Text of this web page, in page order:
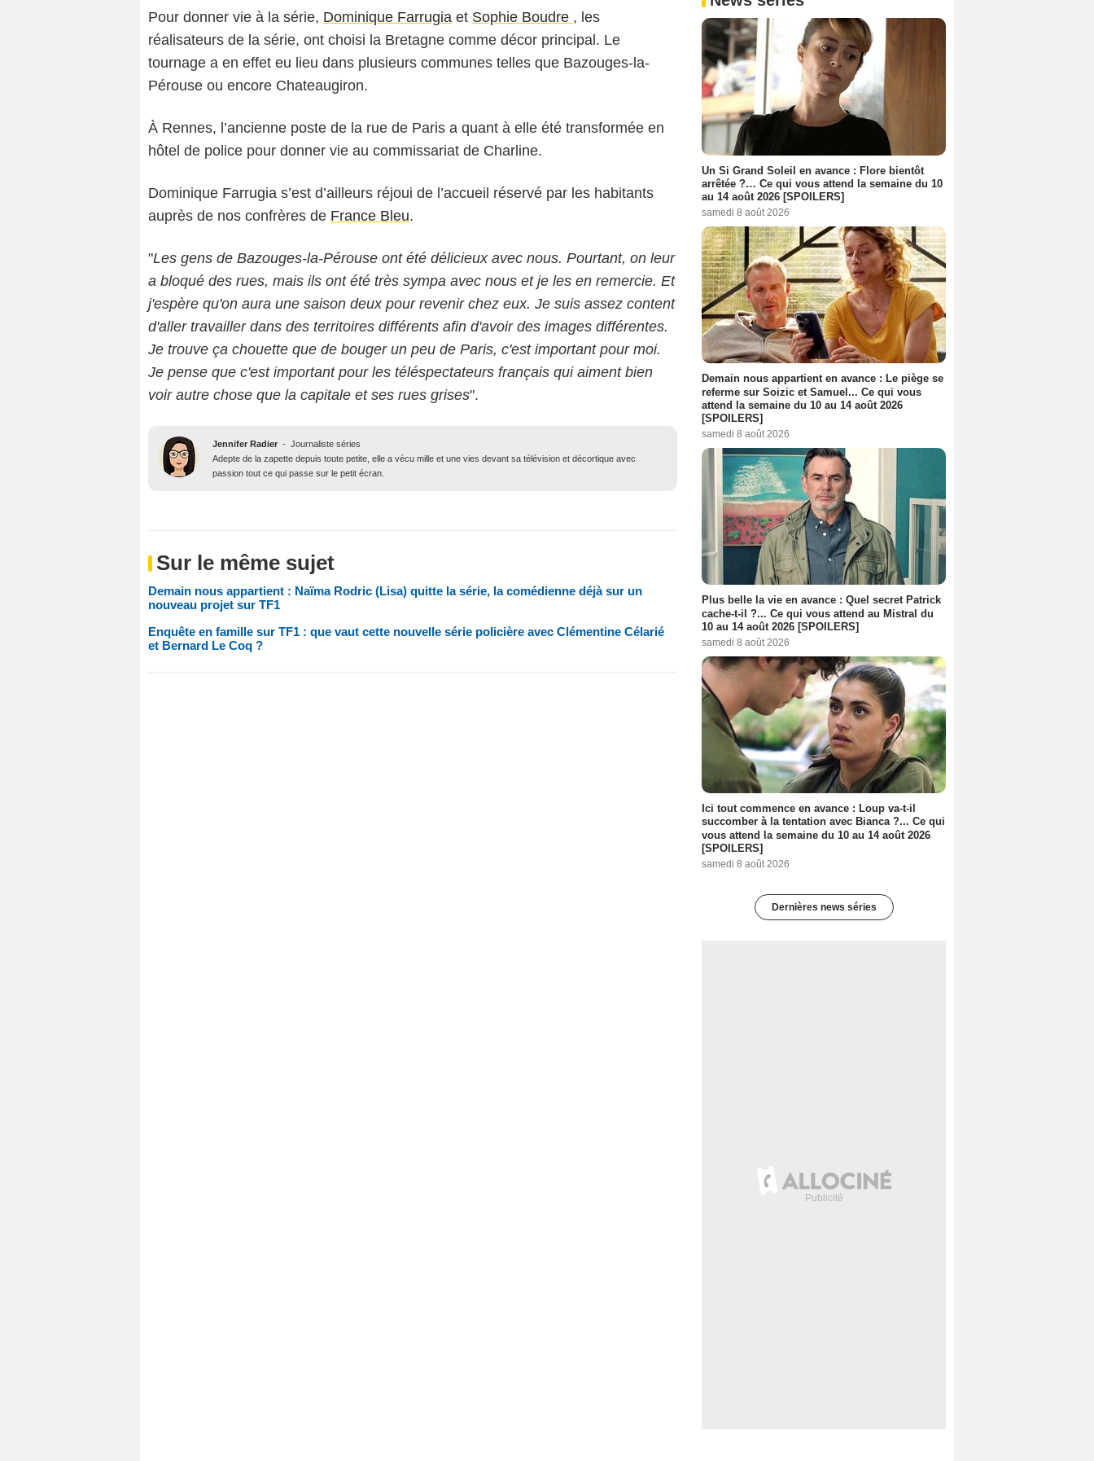
Pour donner vie à la série, Dominique Farrugia et Sophie Boudre , les
réalisateurs de la série, ont choisi la Bretagne comme décor principal. Le
tournage a en effet eu lieu dans plusieurs communes telles que Bazouges-la-
Pérouse ou encore Chateaugiron.
À Rennes, l’ancienne poste de la rue de Paris a quant à elle été transformée en
hôtel de police pour donner vie au commissariat de Charline.
Dominique Farrugia s’est d’ailleurs réjoui de l’accueil réservé par les habitants
auprès de nos confrères de France Bleu.
"Les gens de Bazouges-la-Pérouse ont été délicieux avec nous. Pourtant, on leur
a bloqué des rues, mais ils ont été très sympa avec nous et je les en remercie. Et
j'espère qu'on aura une saison deux pour revenir chez eux. Je suis assez content
d'aller travailler dans des territoires différents afin d'avoir des images différentes.
Je trouve ça chouette que de bouger un peu de Paris, c'est important pour moi.
Je pense que c'est important pour les téléspectateurs français qui aiment bien
voir autre chose que la capitale et ses rues grises".
Jennifer Radier - Journaliste séries
Adepte de la zapette depuis toute petite, elle a vécu mille et une vies devant sa télévision et décortique avec
passion tout ce qui passe sur le petit écran.
Sur le même sujet
Demain nous appartient : Naïma Rodric (Lisa) quitte la série, la comédienne déjà sur un
nouveau projet sur TF1
Enquête en famille sur TF1 : que vaut cette nouvelle série policière avec Clémentine Célarié
et Bernard Le Coq ?
Un Si Grand Soleil en avance : Flore bientôt
arrêtée ?… Ce qui vous attend la semaine du 10
au 14 août 2026 [SPOILERS]
samedi 8 août 2026
Demain nous appartient en avance : Le piège se
referme sur Soizic et Samuel... Ce qui vous
attend la semaine du 10 au 14 août 2026
[SPOILERS]
samedi 8 août 2026
Plus belle la vie en avance : Quel secret Patrick
cache-t-il ?... Ce qui vous attend au Mistral du
10 au 14 août 2026 [SPOILERS]
samedi 8 août 2026
Ici tout commence en avance : Loup va-t-il
succomber à la tentation avec Bianca ?... Ce qui
vous attend la semaine du 10 au 14 août 2026
[SPOILERS]
samedi 8 août 2026
Dernières news séries